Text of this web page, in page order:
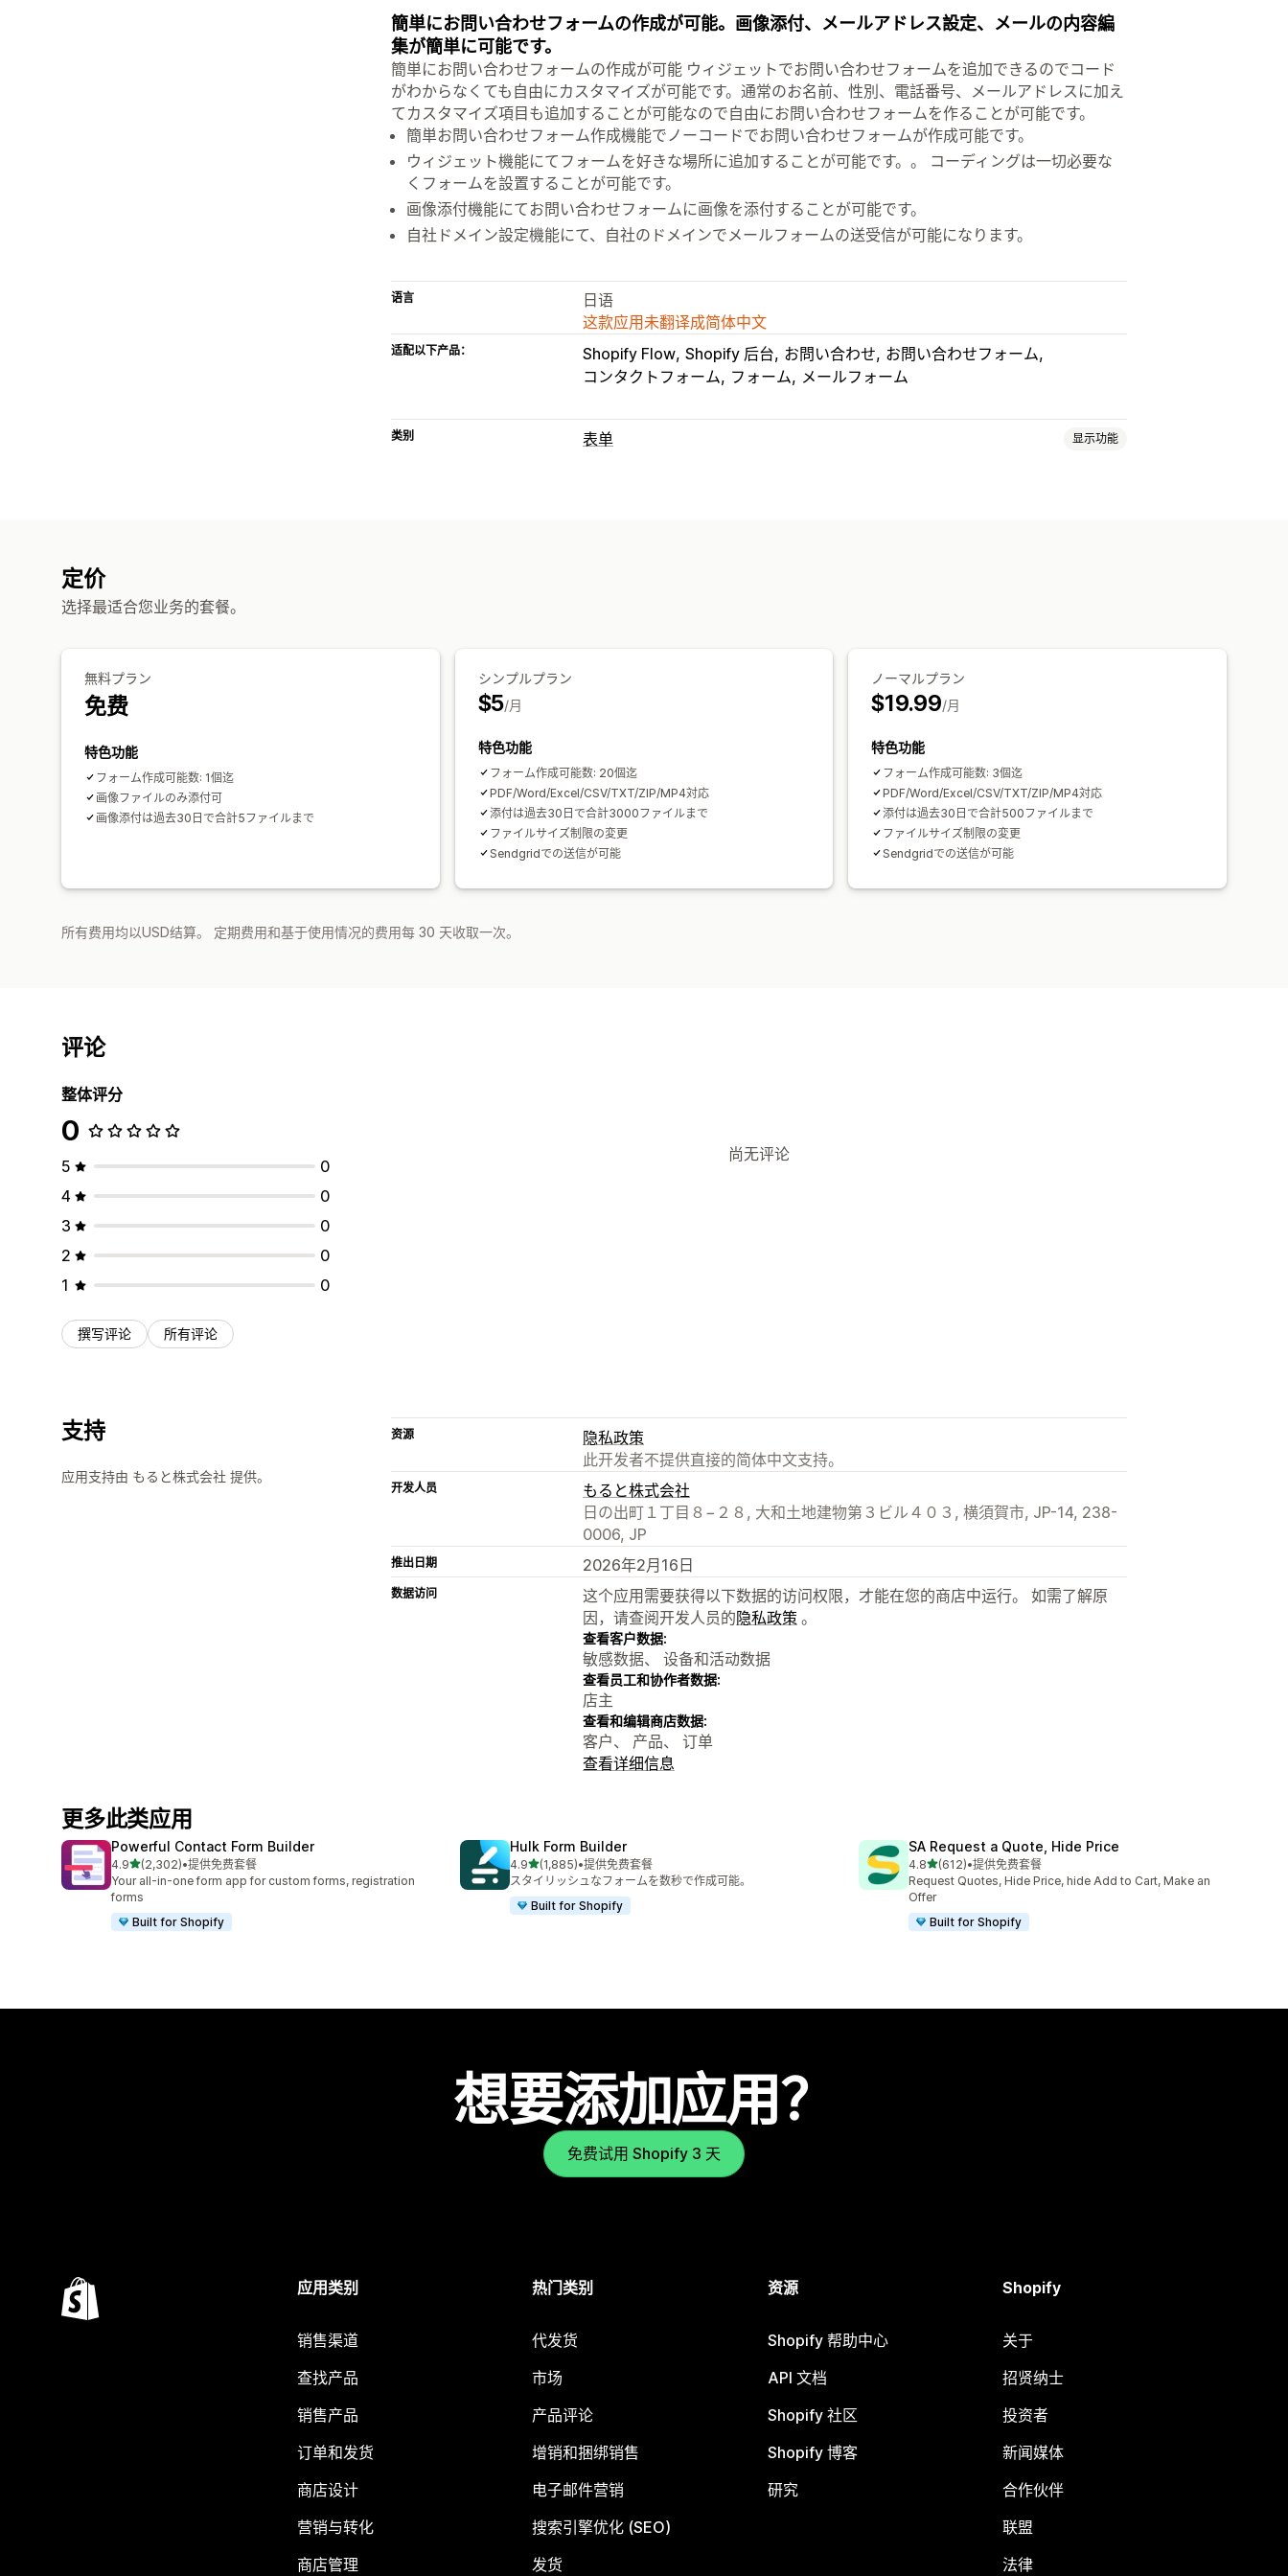
簡単にお問い合わせフォームの作成が可能。画像添付、メールアドレス設定、メールの内容編
集が簡単に可能です。
簡単にお問い合わせフォームの作成が可能 ウィジェットでお問い合わせフォームを追加できるのでコード
がわからなくても自由にカスタマイズが可能です。通常のお名前、性別、電話番号、メールアドレスに加え
てカスタマイズ項目も追加することが可能なので自由にお問い合わせフォームを作ることが可能です。
簡単お問い合わせフォーム作成機能でノーコードでお問い合わせフォームが作成可能です。
ウィジェット機能にてフォームを好きな場所に追加することが可能です。。 コーディングは一切必要な
くフォームを設置することが可能です。
画像添付機能にてお問い合わせフォームに画像を添付することが可能です。
自社ドメイン設定機能にて、自社のドメインでメールフォームの送受信が可能になります。
语言
日语
这款应用未翻译成简体中文
适配以下产品： Shopify Flow Shopify 后台 お問い合わせ お問い合わせフォーム
コンタクトフォーム
フォーム メールフォーム
类别 表单 显示功能
定价
选择最适合您业务的套餐。
無料プラン
免费
特色功能
フォーム作成可能数: 1個迄
画像ファイルのみ添付可
画像添付は過去30日で合計5ファイルまで
シンプルプラン
$5/月
特色功能
フォーム作成可能数: 20個迄
PDF/Word/Excel/CSV/TXT/ZIP/MP4対応
添付は過去30日で合計3000ファイルまで
ファイルサイズ制限の変更
Sendgridでの送信が可能
ノーマルプラン
$19.99/月
特色功能
フォーム作成可能数: 3個迄
PDF/Word/Excel/CSV/TXT/ZIP/MP4対応
添付は過去30日で合計500ファイルまで
ファイルサイズ制限の変更
Sendgridでの送信が可能
所有费用均以USD结算。 定期费用和基于使用情况的费用每 30 天收取一次。
评论
整体评分
0
5
0
4
0
3
0
2
0
1
0
撰写评论 所有评论
尚无评论
支持
应用支持由 もると株式会社 提供。
资源
隐私政策
此开发者不提供直接的简体中文支持。
开发人员
もると株式会社
日の出町１丁目８−２８, 大和土地建物第３ビル４０３, 横須賀市, JP-14, 238-
0006, JP
推出日期 2026年2月16日
数据访问
这个应用需要获得以下数据的访问权限，才能在您的商店中运行。 如需了解原
因，请查阅开发人员的隐私政策 。
查看客户数据:
敏感数据、 设备和活动数据
查看员工和协作者数据:
店主
查看和编辑商店数据:
客户、 产品、 订单
查看详细信息
更多此类应用
Powerful Contact Form Builder
4.9星（满分 5 星）
(2,302)
总共 2302 条评论
•提供免费套餐
Your all-in-one form app for custom forms, registration
forms
Built for Shopify
Hulk Form Builder
4.9星（满分 5 星）
(1,885)
总共 1885 条评论
•提供免费套餐
スタイリッシュなフォームを数秒で作成可能。
Built for Shopify
SA Request a Quote, Hide Price
4.8星（满分 5 星）
(612)
总共 612 条评论
•提供免费套餐
Request Quotes, Hide Price, hide Add to Cart, Make an
Offer
Built for Shopify
想要添加应用？
免费试用 Shopify 3 天
应用类别
销售渠道
查找产品
销售产品
订单和发货
商店设计
营销与转化
商店管理
热门类别
代发货
市场
产品评论
增销和捆绑销售
电子邮件营销
搜索引擎优化 (SEO)
发货
资源
Shopify 帮助中心
API 文档
Shopify 社区
Shopify 博客
研究
Shopify
关于
招贤纳士
投资者
新闻媒体
合作伙伴
联盟
法律